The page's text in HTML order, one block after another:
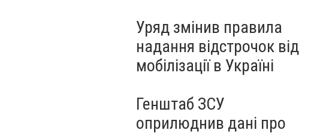
Уряд змінив правила
надання відстрочок від
мобілізації в Україні
Генштаб ЗСУ
оприлюднив дані про